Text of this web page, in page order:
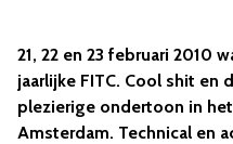
21, 22 en 23 februari 2010
jaarlijke FITC. Cool shit en
plezierige ondertoon in
Amsterdam. Technical en